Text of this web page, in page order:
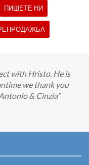
ПИШЕТЕ НИ
with Hristo. He is
we thank you
& Cinzia